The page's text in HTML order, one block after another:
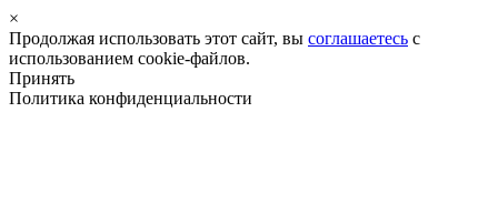
×
Продолжая использовать этот сайт, вы соглашаетесь с
использованием cookie-файлов.
Принять
Политика конфиденциальности